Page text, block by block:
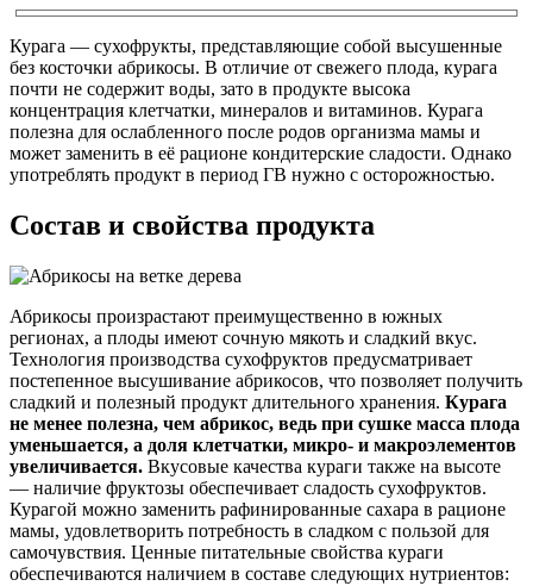
Курага — сухофрукты, представляющие собой высушенные
без косточки абрикосы. В отличие от свежего плода, курага
почти не содержит воды, зато в продукте высока
концентрация клетчатки, минералов и витаминов. Курага
полезна для ослабленного после родов организма мамы и
может заменить в её рационе кондитерские сладости. Однако
употреблять продукт в период ГВ нужно с осторожностью.
Состав и свойства продукта
Абрикосы произрастают преимущественно в южных
регионах, а плоды имеют сочную мякоть и сладкий вкус.
Технология производства сухофруктов предусматривает
постепенное высушивание абрикосов, что позволяет получить
сладкий и полезный продукт длительного хранения. Курага
не менее полезна, чем абрикос, ведь при сушке масса плода
уменьшается, а доля клетчатки, микро- и макроэлементов
увеличивается. Вкусовые качества кураги также на высоте
— наличие фруктозы обеспечивает сладость сухофруктов.
Курагой можно заменить рафинированные сахара в рационе
мамы, удовлетворить потребность в сладком с пользой для
самочувствия. Ценные питательные свойства кураги
обеспечиваются наличием в составе следующих нутриентов: